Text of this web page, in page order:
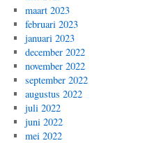
maart 2023
februari 2023
januari 2023
december 2022
november 2022
september 2022
augustus 2022
juli 2022
juni 2022
mei 2022